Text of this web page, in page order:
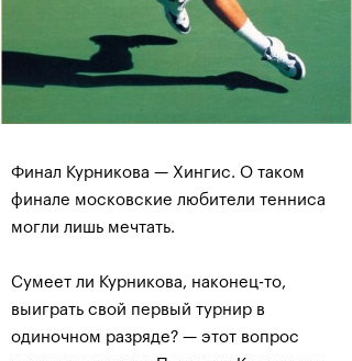
Финал Курникова — Хингис. О таком
финале московские любители тенниса
могли лишь мечтать.
Сумеет ли Курникова, наконец-то,
выиграть свой первый турнир в
одиночном разряде? — этот вопрос